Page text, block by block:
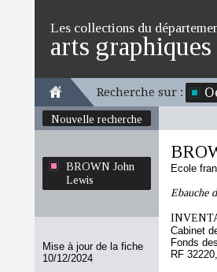
Les collections du
arts graphiques
Recherche sur :
Nouvelle recherche
BROWN John
Lewis
Mise à jour de la fiche
10/12/2024
Ecole
Ebauche
Cabinet
Fonds
RF